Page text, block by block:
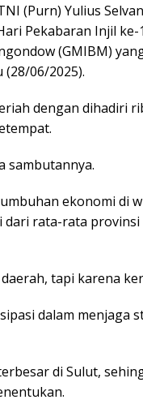
(Purn) Yulius
Pekabaran Injil ke-
(GMIBM)
(28/06/2025).
dengan dihadiri
sambutannya.
ekonomi di
dari rata-rata
tapi karena
dalam menjaga
di Sulut,